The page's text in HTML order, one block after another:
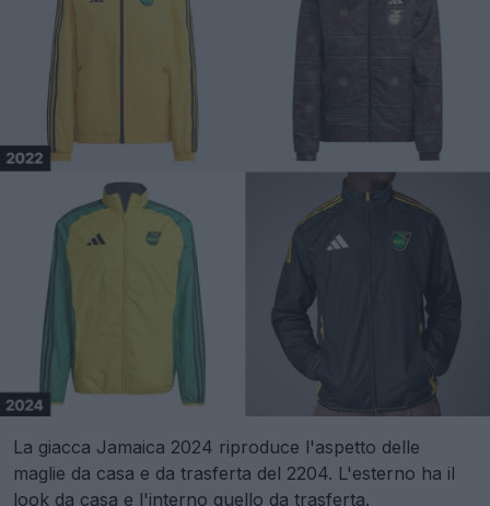
La giacca Jamaica 2024 riproduce l'aspetto delle
maglie da casa e da trasferta del 2204. L'esterno ha il
look da casa e l'interno quello da trasferta.